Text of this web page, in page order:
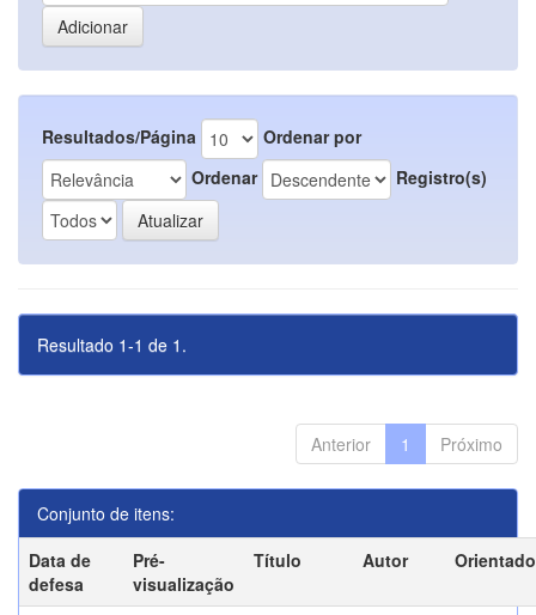
Resultados/Página
Ordenar por
Ordenar
Registro(s)
Resultado 1-1 de 1.
Anterior 1 Próximo
Conjunto de itens:
Data de
defesa
Pré-
visualização
Título Autor